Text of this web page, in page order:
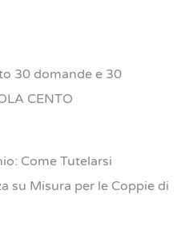
30 domande e 30
CENTO
Come Tutelarsi
su Misura per le Coppie di